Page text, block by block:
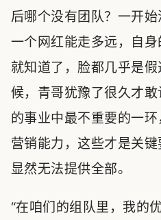
后哪个没有团队？一开始
一个网红能走多远，自
就知道了，脸都几乎是
候，青哥犹豫了很久才
的事业中最不重要的一环
营销能力，这些才是关
显然无法提供全部。
“在咱们的组队里，我的